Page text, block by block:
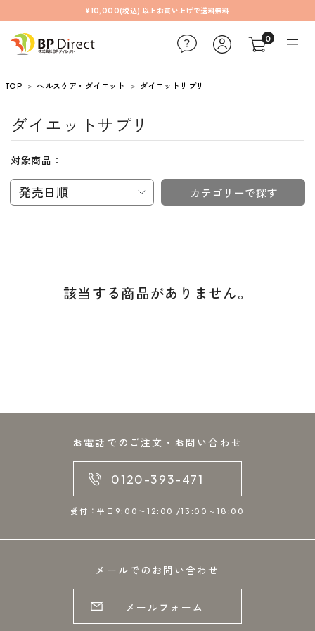
¥10,000(税込) 以上お買い上げで送料無料
0
TOP ヘルスケア・ダイエット ダイエットサプリ
ダイエットサプリ
対象商品：
発売日順 カテゴリーで探す
該当する商品がありません。
お電話でのご注文・お問い合わせ
0120-393-471
受付：平日9:00〜12:00 /13:00～18:00
メールでのお問い合わせ
メールフォーム